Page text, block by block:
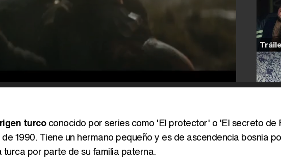
turcoconocido por series como 'El protector' o 'El secreto de
1990. Tiene un hermano pequeño y es de ascendencia bosnia
por parte de su familia paterna.